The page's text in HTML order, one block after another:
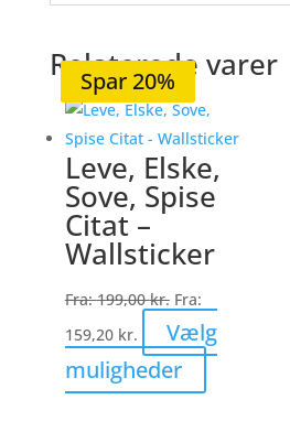
Relaterede varer
Spar 20%
Leve, Elske,
Sove, Spise
Citat –
Wallsticker
Fra:199,00kr. Fra:
159,20 kr.
Vælg
muligheder
vare
Spar 21%
Spar 36%
Spar 19%
Spar 20%